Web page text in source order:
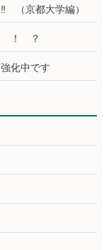
（京都大学編）
！ ？
化中です